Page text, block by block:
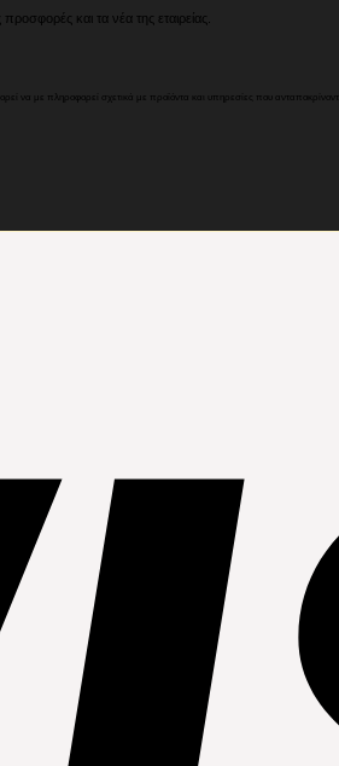
και τα νέα της εταιρείας.
να με πληροφορεί σχετικά με προϊόντα και υπηρεσίες που